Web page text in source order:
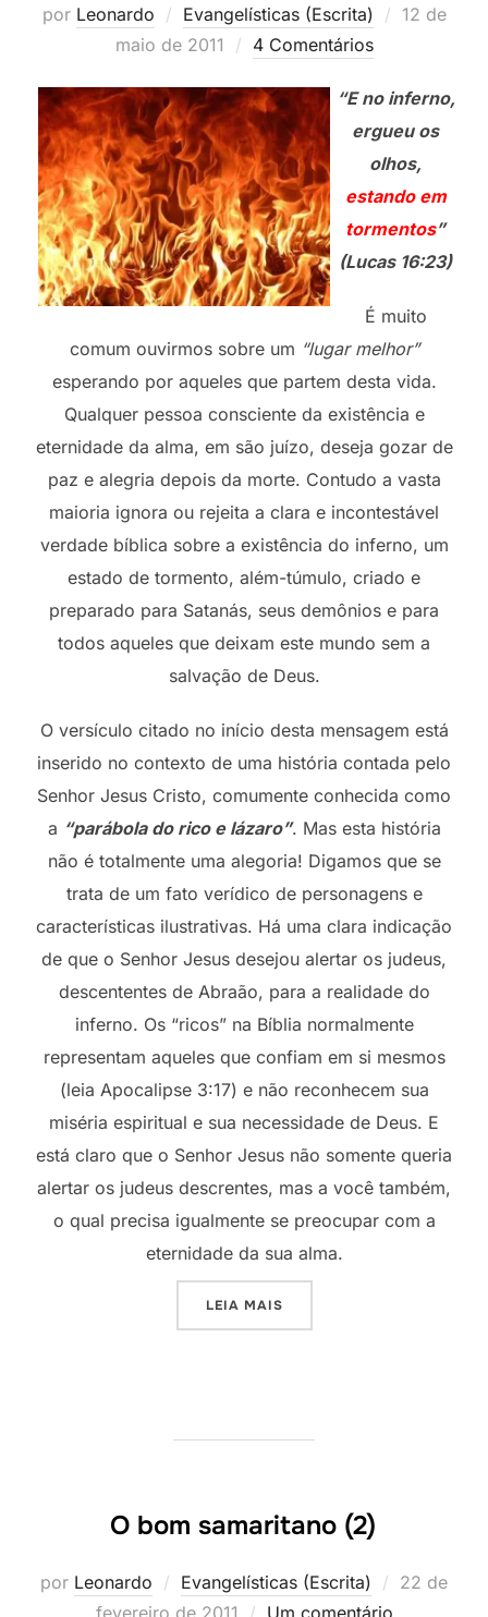
por Leonardo Evangelísticas (Escrita)
Postado
12 de
maio de 2011
4 Comentários
“E no inferno,
ergueu os
olhos,
estando em
tormentos”
(Lucas 16:23)
É muito
comum ouvirmos sobre um “lugar melhor”
esperando por aqueles que partem desta vida.
Qualquer pessoa consciente da existência e
eternidade da alma, em são juízo, deseja gozar de
paz e alegria depois da morte. Contudo a vasta
maioria ignora ou rejeita a clara e incontestável
verdade bíblica sobre a existência do inferno, um
estado de tormento, além-túmulo, criado e
preparado para Satanás, seus demônios e para
todos aqueles que deixam este mundo sem a
salvação de Deus.
O versículo citado no início desta mensagem está
inserido no contexto de uma história contada pelo
Senhor Jesus Cristo, comumente conhecida como
a “parábola do rico e lázaro”. Mas esta história
não é totalmente uma alegoria! Digamos que se
trata de um fato verídico de personagens e
características ilustrativas. Há uma clara indicação
de que o Senhor Jesus desejou alertar os judeus,
descententes de Abraão, para a realidade do
inferno. Os “ricos” na Bíblia normalmente
representam aqueles que confiam em si mesmos
(leia Apocalipse 3:17) e não reconhecem sua
miséria espiritual e sua necessidade de Deus. E
está claro que o Senhor Jesus não somente queria
alertar os judeus descrentes, mas a você também,
o qual precisa igualmente se preocupar com a
eternidade da sua alma.
LEIA MAIS“O ESTADO DE TORMENTO”
O bom samaritano (2)
por Leonardo Evangelísticas (Escrita)
Postado
22 de
fevereiro de 2011
Um comentário